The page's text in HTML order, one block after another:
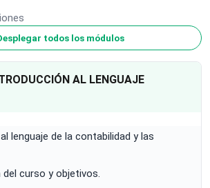
todos los módulos
lenguaje de la contabilidad y las
curso y objetivos.